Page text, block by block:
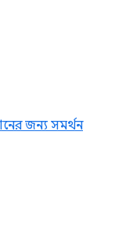
জন্য সমর্থন